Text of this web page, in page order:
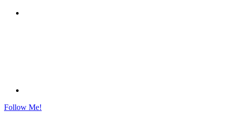
Follow Me!